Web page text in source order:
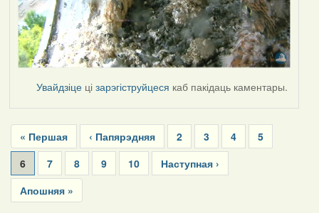
Увайдзіце цізарэгіструйцеся каб пакідаць каментары.
Pagination
First
page
« Першая
Previous
page
‹ Папярэдняя Page
2 Page
3 Page
4 Page
5
Current
page
6 Page
7 Page
8 Page
9 Page
10
Next
page
Наступная ›
Last
page
Апошняя »